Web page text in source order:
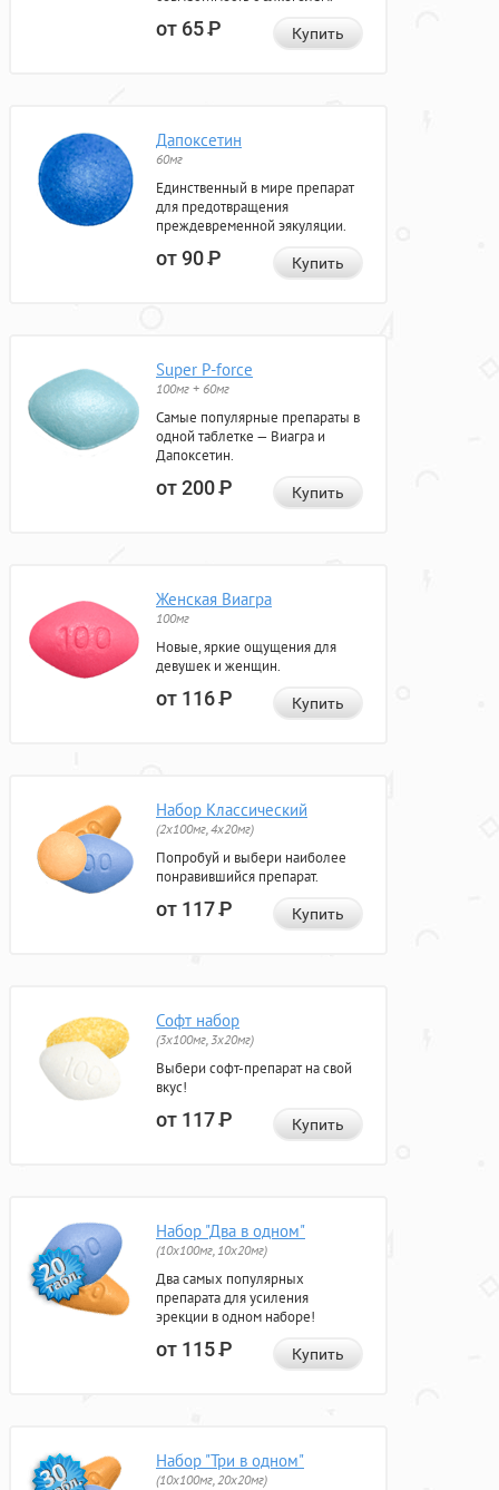
от 65Р Купить
Дапоксетин
60мг
Единственный в мире препарат
для предотвращения
преждевременной эякуляции.
от 90Р Купить
Super P-force
100мг + 60мг
Самые популярные препараты в
одной таблетке — Виагра и
Дапоксетин.
от 200Р Купить
Женская Виагра
100мг
Новые, яркие ощущения для
девушек и женщин.
от 116Р Купить
Набор Классический
(2x100мг, 4x20мг)
Попробуй и выбери наиболее
понравившийся препарат.
от 117Р Купить
Софт набор
(3x100мг, 3x20мг)
Выбери софт-препарат на свой
вкус!
от 117Р Купить
Набор "Два в одном"
(10x100мг, 10x20мг)
Два самых популярных
препарата для усиления
эрекции в одном наборе!
от 115Р Купить
Набор "Три в одном"
(10x100мг, 20x20мг)